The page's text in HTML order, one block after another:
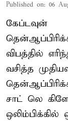
Published on: 06
கேப்டவுன்
விபத்தில்
வசித்த
சாட் லெ